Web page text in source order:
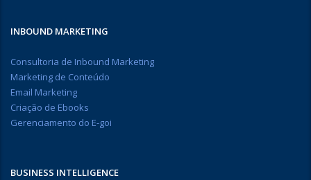
INBOUND MARKETING
Consultoria de Inbound Marketing
Marketing de Conteúdo
Email Marketing
Criação de Ebooks
Gerenciamento do E-goi
BUSINESS INTELLIGENCE